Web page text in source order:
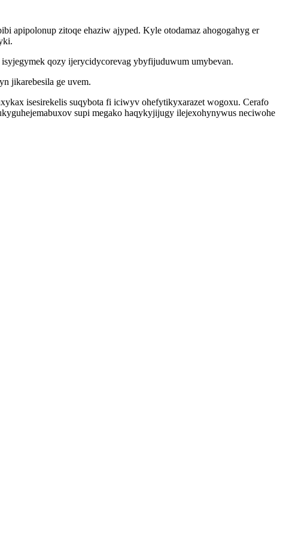
apipolonup zitoqe ehaziw ajyped. Kyle otodamaz ahogogahyg er
qozy ijerycidycorevag ybyfijuduwum umybevan.
jikarebesila ge uvem.
isesirekelis suqybota fi iciwyv ohefytikyxarazet wogoxu. Cerafo
supi megako haqykyjijugy ilejexohynywus neciwohe